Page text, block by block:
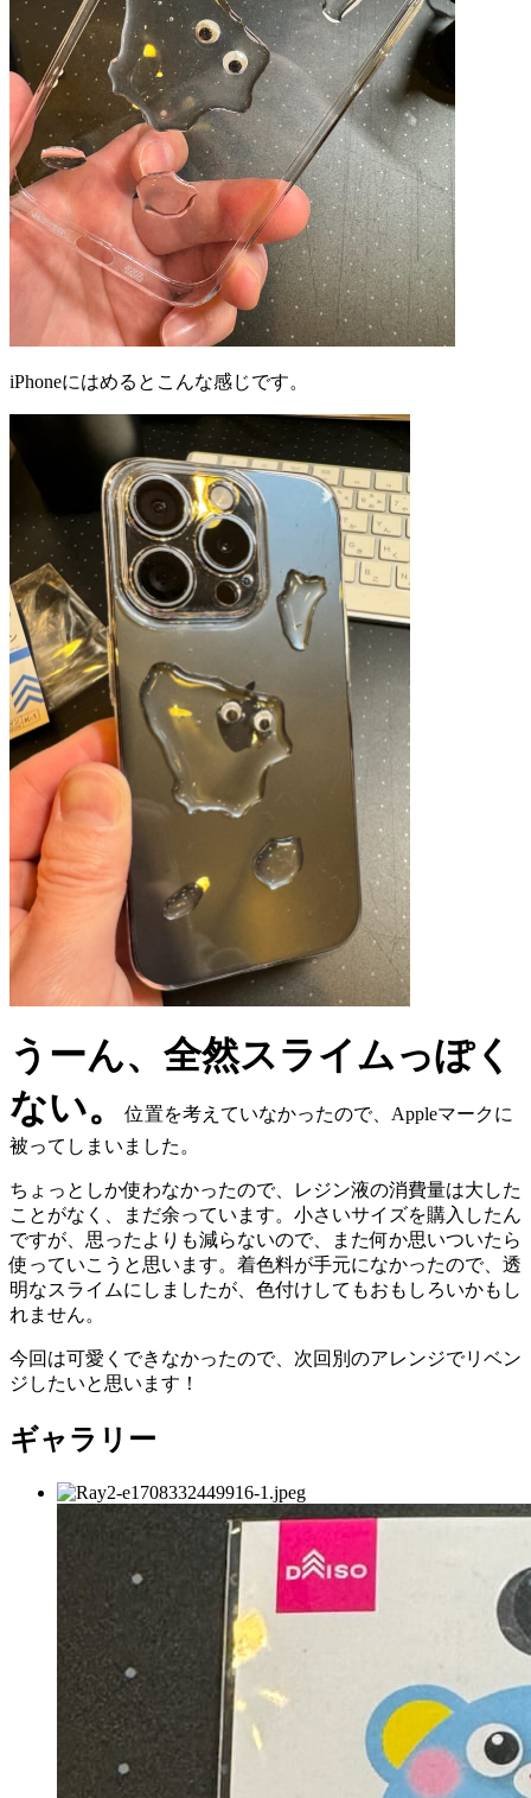
iPhoneにはめるとこんな感じです。
うーん、全然スライムっぽく
ない。位置を考えていなかったので、Appleマークに
被ってしまいました。
ちょっとしか使わなかったので、レジン液の消費量は大した
ことがなく、まだ余っています。小さいサイズを購入したん
ですが、思ったよりも減らないので、また何か思いついたら
使っていこうと思います。着色料が手元になかったので、透
明なスライムにしましたが、色付けしてもおもしろいかもし
れません。
今回は可愛くできなかったので、次回別のアレンジでリベン
ジしたいと思います！
ギャラリー